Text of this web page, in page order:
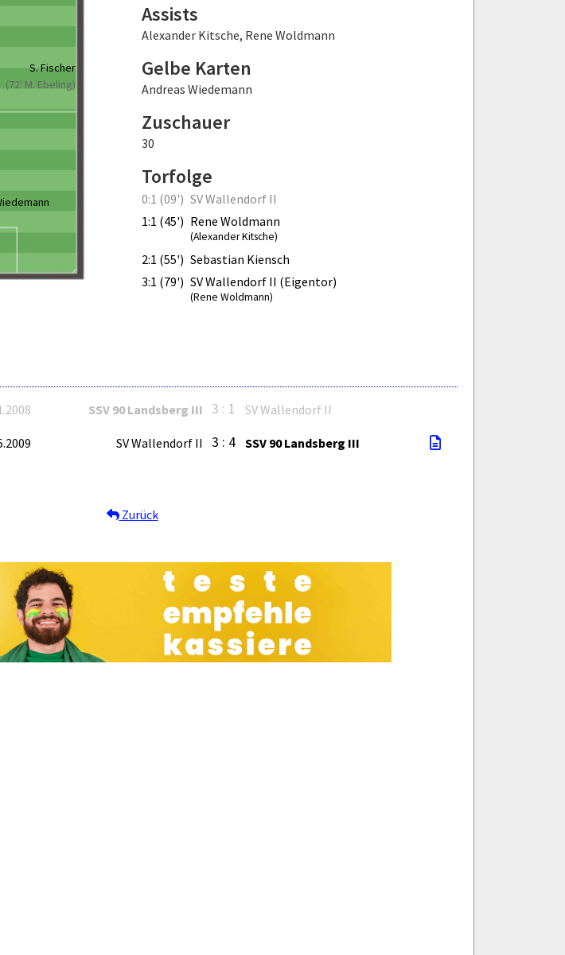
S. Fischer
(72' M. Ebeling)
Assists
Alexander Kitsche, Rene Woldmann
Gelbe Karten
Andreas Wiedemann
Zuschauer
30
Torfolge
0:1 (09') SV Wallendorf II
1:1 (45') Rene Woldmann
(Alexander Kitsche)
2:1 (55') Sebastian Kiensch
3:1 (79') SV Wallendorf II (Eigentor)
(Rene Woldmann)
SSV 90 Landsberg III 3 : 1 SV Wallendorf II
SV Wallendorf II 3 : 4 SSV 90 Landsberg III
Zurück